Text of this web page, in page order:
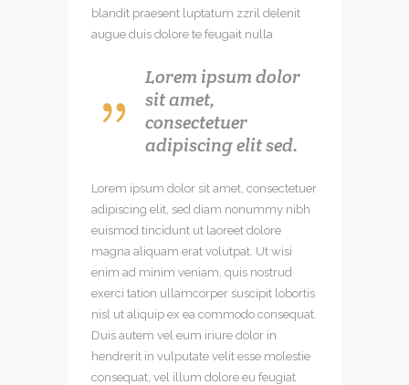
blandit praesent luptatum zzril delenit
augue duis dolore te feugait nulla
Lorem ipsum dolor
sit amet,
consectetuer
adipiscing elit sed.
Lorem ipsum dolor sit amet, consectetuer
adipiscing elit, sed diam nonummy nibh
euismod tincidunt ut laoreet dolore
magna aliquam erat volutpat. Ut wisi
enim ad minim veniam, quis nostrud
exerci tation ullamcorper suscipit lobortis
nisl ut aliquip ex ea commodo consequat.
Duis autem vel eum iriure dolor in
hendrerit in vulputate velit esse molestie
consequat, vel illum dolore eu feugiat